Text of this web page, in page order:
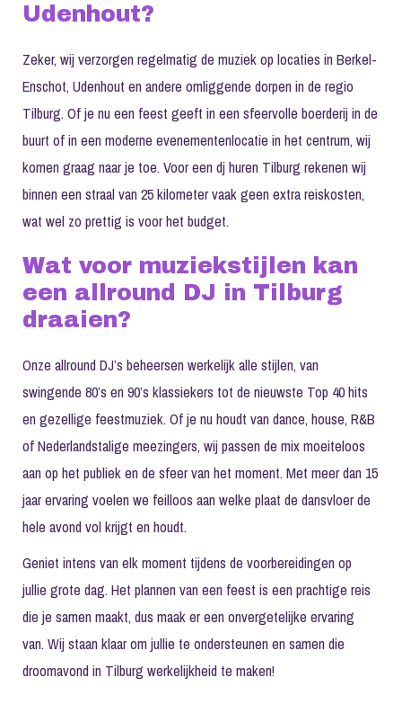
Udenhout?
Zeker, wij verzorgen regelmatig de muziek op locaties in Berkel-
Enschot, Udenhout en andere omliggende dorpen in de regio
Tilburg. Of je nu een feest geeft in een sfeervolle boerderij in de
buurt of in een moderne evenementenlocatie in het centrum, wij
komen graag naar je toe. Voor een dj huren Tilburg rekenen wij
binnen een straal van 25 kilometer vaak geen extra reiskosten,
wat wel zo prettig is voor het budget.
Wat voor muziekstijlen kan
een allround DJ in Tilburg
draaien?
Onze allround DJ’s beheersen werkelijk alle stijlen, van
swingende 80’s en 90’s klassiekers tot de nieuwste Top 40 hits
en gezellige feestmuziek. Of je nu houdt van dance, house, R&B
of Nederlandstalige meezingers, wij passen de mix moeiteloos
aan op het publiek en de sfeer van het moment. Met meer dan 15
jaar ervaring voelen we feilloos aan welke plaat de dansvloer de
hele avond vol krijgt en houdt.
Geniet intens van elk moment tijdens de voorbereidingen op
jullie grote dag. Het plannen van een feest is een prachtige reis
die je samen maakt, dus maak er een onvergetelijke ervaring
van. Wij staan klaar om jullie te ondersteunen en samen die
droomavond in Tilburg werkelijkheid te maken!